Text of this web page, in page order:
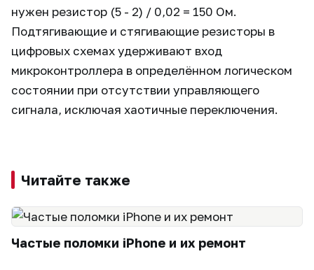
нужен резистор (5 - 2) / 0,02 = 150 Ом.
Подтягивающие и стягивающие резисторы в
цифровых схемах удерживают вход
микроконтроллера в определённом логическом
состоянии при отсутствии управляющего
сигнала, исключая хаотичные переключения.
Читайте также
Частые поломки iPhone и их ремонт